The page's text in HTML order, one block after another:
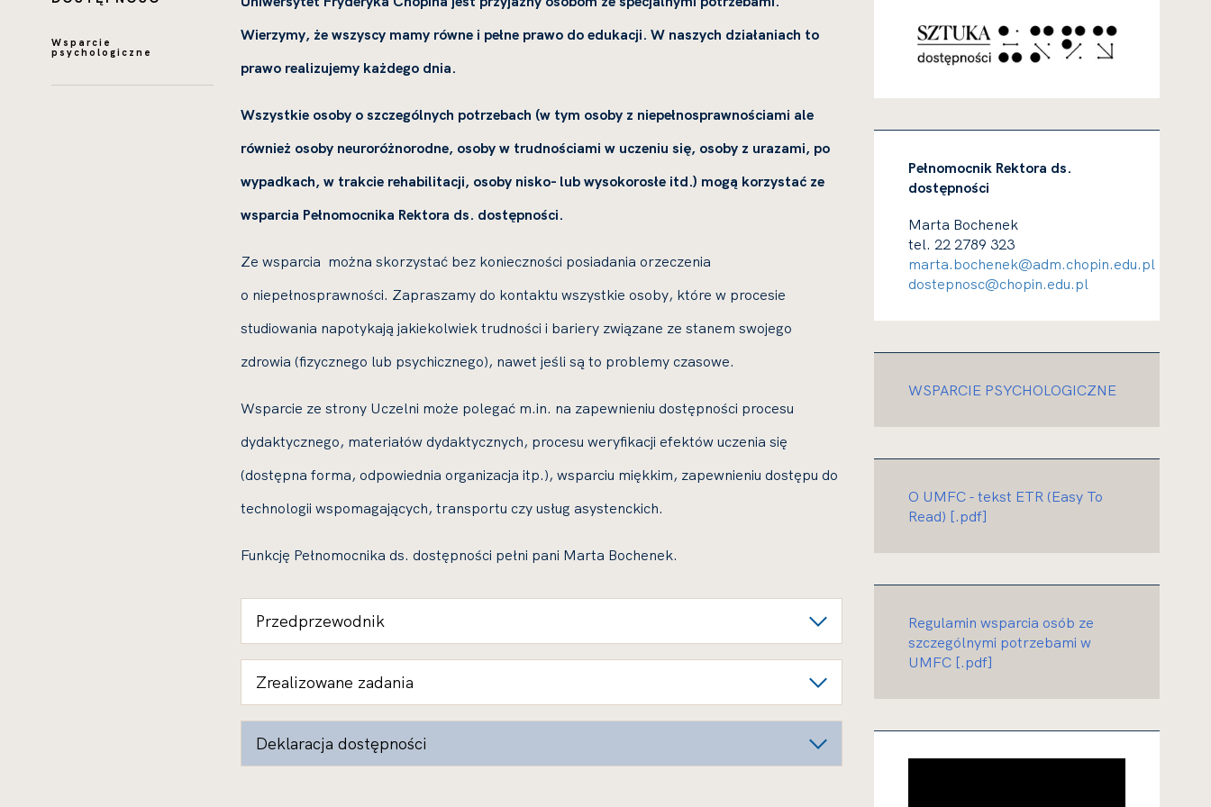
Wsparcie
psychologiczne
Wierzymy, że wszyscy mamy równe i pełne prawo do edukacji. W naszych działaniach to
prawo realizujemy każdego dnia.
Wszystkie osoby o szczególnych potrzebach (w tym osoby z niepełnosprawnościami ale
również osoby neuroróżnorodne, osoby w trudnościami w uczeniu się, osoby z urazami, po
wypadkach, w trakcie rehabilitacji, osoby nisko- lub wysokorosłe itd.) mogą korzystać ze
wsparcia Pełnomocnika Rektora ds. dostępności.
Ze wsparcia można skorzystać bez konieczności posiadania orzeczenia
o niepełnosprawności. Zapraszamy do kontaktu wszystkie osoby, które w procesie
studiowania napotykają jakiekolwiek trudności i bariery związane ze stanem swojego
zdrowia (fizycznego lub psychicznego), nawet jeśli są to problemy czasowe.
Wsparcie ze strony Uczelni może polegać m.in. na zapewnieniu dostępności procesu
dydaktycznego, materiałów dydaktycznych, procesu weryfikacji efektów uczenia się
(dostępna forma, odpowiednia organizacja itp.), wsparciu miękkim, zapewnieniu dostępu do
technologii wspomagających, transportu czy usług asystenckich.
Funkcję Pełnomocnika ds. dostępności pełni pani Marta Bochenek.
Przedprzewodnik
Zrealizowane zadania
Deklaracja dostępności
Pełnomocnik Rektora ds.
dostępności
Marta Bochenek
tel. 22 2789 323
marta.bochenek@adm.chopin.edu.pl
dostepnosc@chopin.edu.pl
WSPARCIE PSYCHOLOGICZNE
O UMFC - tekst ETR (Easy To
Read) [.pdf]
Regulamin wsparcia osób ze
szczególnymi potrzebami w
UMFC [.pdf]